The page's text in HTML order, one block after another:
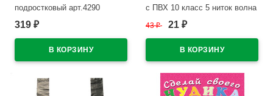
подростковый арт.4290
размер 122-170 цвет белый
319 ₽
с ПВХ 10 класс 5 ниток волна
белые 132 тэкс
43₽ 21 ₽